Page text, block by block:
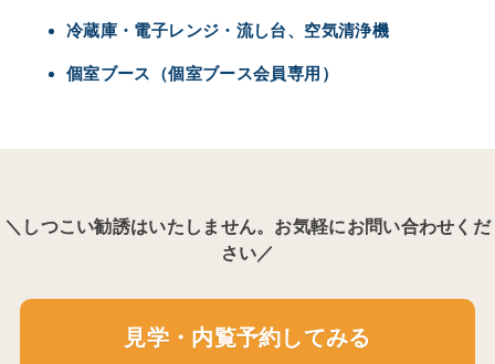
冷蔵庫・電子レンジ・流し台、空気清浄機
個室ブース（個室ブース会員専用）
＼しつこい勧誘はいたしません。お気軽にお問い合わせくだ
さい／
見学・内覧予約してみる